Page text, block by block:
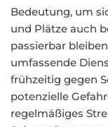
Bedeutung, um
und Plätze auch
passierbar
umfassende
frühzeitig gegen
potenzielle
regelmäßiges